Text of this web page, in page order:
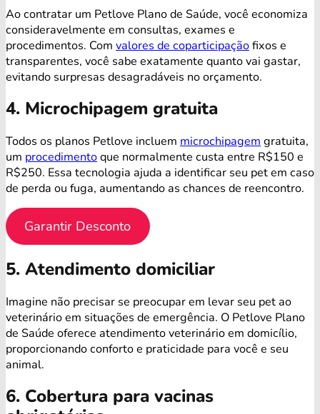
Ao contratar um Petlove Plano de Saúde, você economiza
consideravelmente em consultas, exames e
procedimentos. Com valores de coparticipaçãofixos e
transparentes, você sabe exatamente quanto vai gastar,
evitando surpresas desagradáveis no orçamento.
4. Microchipagem gratuita
Todos os planos Petlove incluem microchipagem gratuita,
um procedimentoque normalmente custa entre R$150 e
R$250. Essa tecnologia ajuda a identificar seu pet em caso
de perda ou fuga, aumentando as chances de reencontro.
Garantir Desconto
5. Atendimento domiciliar
Imagine não precisar se preocupar em levar seu pet ao
veterinário em situações de emergência. O Petlove Plano
de Saúde oferece atendimento veterinário em domicílio,
proporcionando conforto e praticidade para você e seu
animal.
6. Cobertura para vacinas